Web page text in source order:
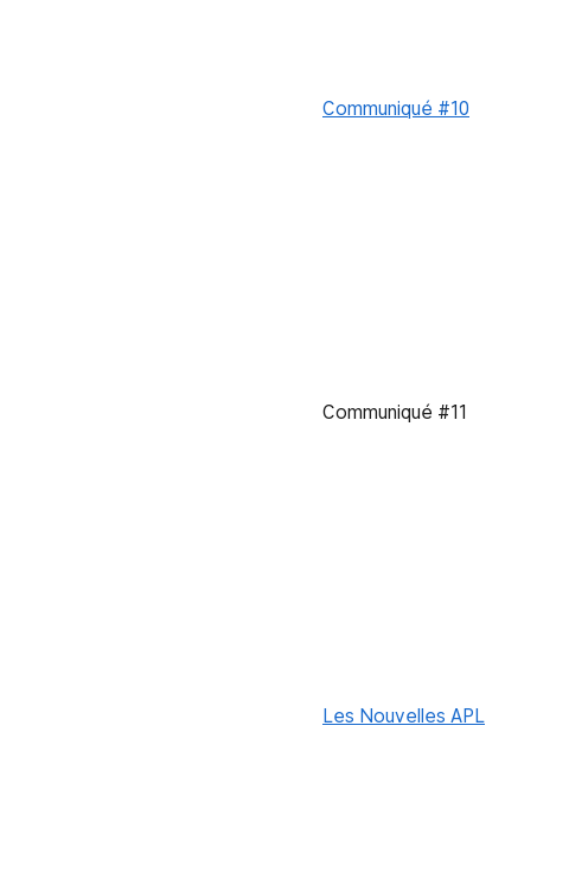
Communiqué #10
Communiqué #11
Les Nouvelles APL